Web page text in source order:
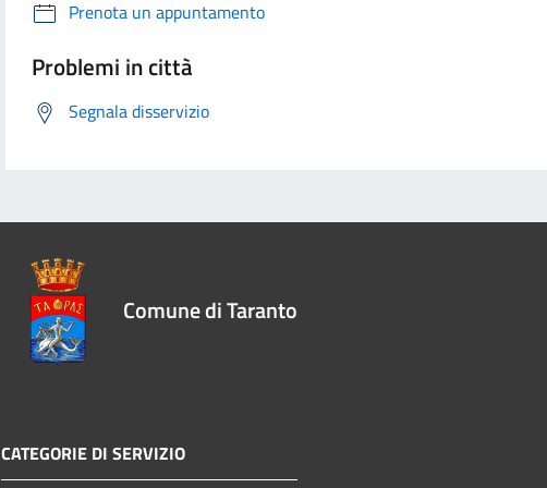
Prenota un appuntamento
Problemi in città
Segnala disservizio
Comune di Taranto
CATEGORIE DI SERVIZIO